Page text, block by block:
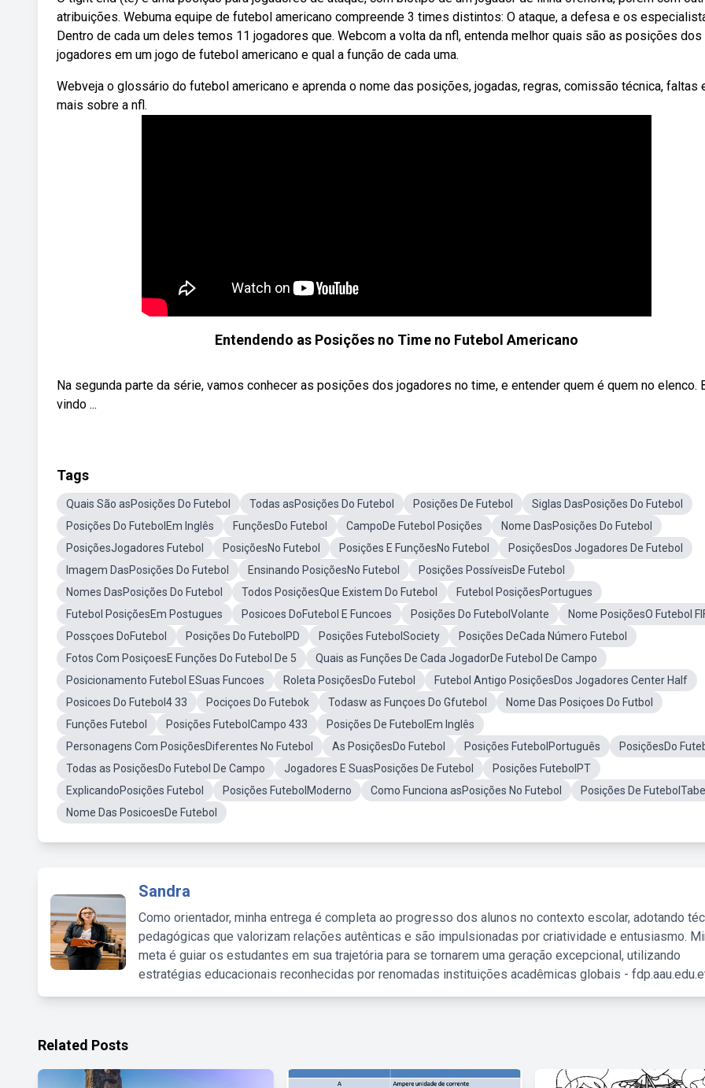
atribuições. Webuma equipe de futebol americano compreende 3 times distintos: O ataque, a defesa e os
Dentro de cada um deles temos 11 jogadores que. Webcom a volta da nfl, entenda melhor quais são as posições dos
jogadores em um jogo de futebol americano e qual a função de cada uma.
Webveja o glossário do futebol americano e aprenda o nome das posições, jogadas, regras, comissão técnica, faltas
mais sobre a nfl.
Entendendo as Posições no Time no Futebol Americano
Na segunda parte da série, vamos conhecer as posições dos jogadores no time, e entender quem é quem no elenco.
vindo ...
Tags
Quais São asPosições Do Futebol Todas asPosições Do Futebol Posições De Futebol
Siglas DasPosições Do Futebol
Posições Do FutebolEm Inglês
FunçõesDo Futebol CampoDe Futebol Posições
Nome DasPosições Do Futebol
PosiçõesJogadores Futebol
PosiçõesNo Futebol Posições E FunçõesNo Futebol
PosiçõesDos Jogadores De Futebol
Imagem DasPosições Do Futebol
Ensinando PosiçõesNo Futebol
Posições PossíveisDe Futebol
Nomes DasPosições Do Futebol
Todos PosiçõesQue Existem Do Futebol
Futebol PosiçõesPortugues
Futebol PosiçõesEm Postugues
Posicoes DoFutebol E Funcoes Posições Do FutebolVolante
Nome PosiçõesO Futebol
Possçoes DoFutebol
Posições Do FutebolPD Posições FutebolSociety
Posições DeCada Número Futebol
Fotos Com PosiçoesE Funções Do Futebol De 5
Quais as Funções De Cada JogadorDe Futebol De Campo
Posicionamento Futebol ESuas Funcoes
Roleta PosiçõesDo Futebol
Futebol Antigo PosiçõesDos Jogadores Center Half
Posicoes Do Futebol4 33
Pociçoes Do Futebok Todasw as Funçoes Do Gfutebol
Nome Das Posiçoes Do Futbol
Funções Futebol
Posições FutebolCampo 433
Posições De FutebolEm Inglês
Personagens Com PosiçõesDiferentes No Futebol
As PosiçõesDo Futebol Posições FutebolPortuguês
PosiçõesDo
Todas as PosiçõesDo Futebol De Campo
Jogadores E SuasPosições De Futebol
Posições FutebolPT
ExplicandoPosições Futebol
Posições FutebolModerno Como Funciona asPosições No Futebol
Posições De
Nome Das PosicoesDe Futebol
Sandra
Como orientador, minha entrega é completa ao progresso dos alunos no contexto escolar, adotando
pedagógicas que valorizam relações autênticas e são impulsionadas por criatividade e entusiasmo.
meta é guiar os estudantes em sua trajetória para se tornarem uma geração excepcional, utilizando
estratégias educacionais reconhecidas por renomadas instituições acadêmicas globais -
Related Posts